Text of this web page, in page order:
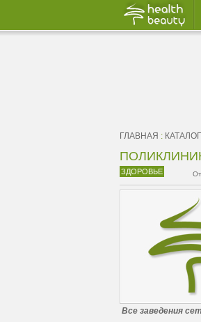
ГЛАВНАЯ : КАТАЛОГ
ЗДОРОВЬЕ
Все заведения